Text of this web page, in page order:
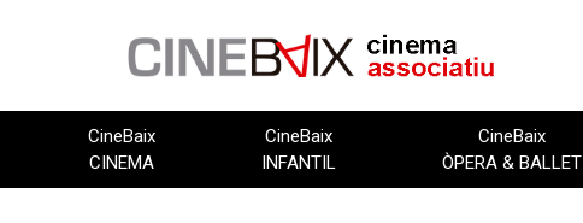
CineBaix
CINEMA
CineBaix
INFANTIL
CineBaix
ÒPERA & BALLET